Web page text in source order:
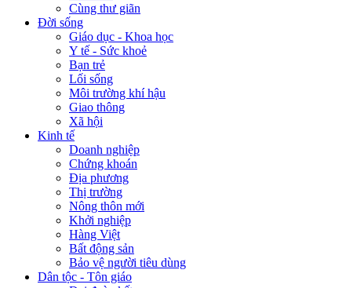
Cùng thư giãn
Đời sống
Giáo dục - Khoa học
Y tế - Sức khoẻ
Bạn trẻ
Lối sống
Môi trường khí hậu
Giao thông
Xã hội
Kinh tế
Doanh nghiệp
Chứng khoán
Địa phương
Thị trường
Nông thôn mới
Khởi nghiệp
Hàng Việt
Bất động sản
Bảo vệ người tiêu dùng
Dân tộc - Tôn giáo